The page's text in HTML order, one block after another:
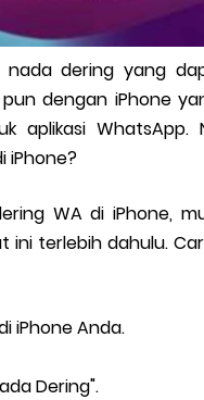
Ig Dengan Mudah
Android: Solusi Praktis
Call, tapi Download
nada dering yang
dengan iPhone
aplikasi WhatsApp.
iPhone?
WA di iPhone,
ini terlebih dahulu.
iPhone Anda.
Dering".